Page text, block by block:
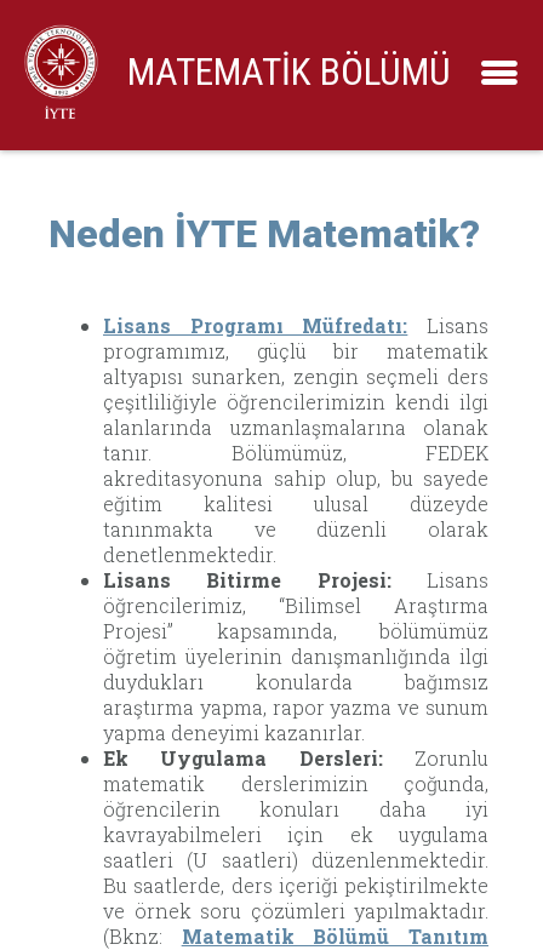
MATEMATİK BÖLÜMÜ
Neden İYTE Matematik?
Lisans Programı Müfredatı:
Lisans
programımız, güçlü bir matematik
altyapısı sunarken, zengin seçmeli ders
çeşitliliğiyle öğrencilerimizin kendi ilgi
alanlarında uzmanlaşmalarına olanak
tanır. Bölümümüz, FEDEK
akreditasyonuna sahip olup, bu sayede
eğitim kalitesi ulusal düzeyde
tanınmakta ve düzenli olarak
denetlenmektedir.
Lisans Bitirme Projesi: Lisans
öğrencilerimiz, “Bilimsel Araştırma
Projesi” kapsamında, bölümümüz
öğretim üyelerinin danışmanlığında ilgi
duydukları konularda bağımsız
araştırma yapma, rapor yazma ve sunum
yapma deneyimi kazanırlar.
Ek Uygulama Dersleri:
Zorunlu
matematik derslerimizin çoğunda,
öğrencilerin konuları daha iyi
kavrayabilmeleri için ek uygulama
saatleri (U saatleri) düzenlenmektedir.
Bu saatlerde, ders içeriği pekiştirilmekte
ve örnek soru çözümleri yapılmaktadır.
(Bknz: Matematik Bölümü Tanıtım